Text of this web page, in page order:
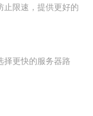
止限速，提供更好的
择更快的服务器路